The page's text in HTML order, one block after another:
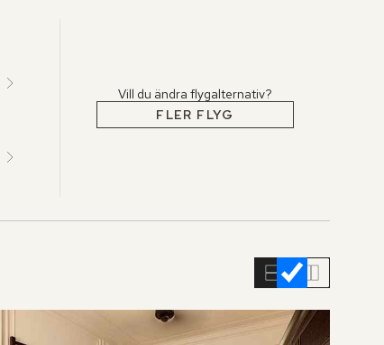
Vill du ändra flygalternativ?
FLER FLYG